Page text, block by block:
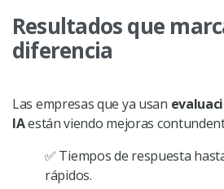
Resultados que
diferencia
Las empresas que ya usan
IAestán viendo mejoras
✅ Tiempos de respuesta
rápidos.